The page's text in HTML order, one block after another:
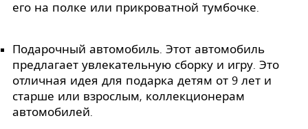
его на полке или прикроватной тумбочке.
Подарочный автомобиль. Этот автомобиль
предлагает увлекательную сборку и игру. Это
отличная идея для подарка детям от 9 лет и
старше или взрослым, коллекционерам
автомобилей.